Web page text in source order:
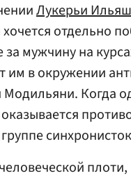
Лукерьи
отдельно
за мужчину на
им в окружении
Модильяни. Когда